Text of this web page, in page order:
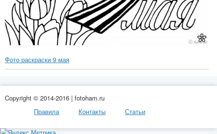
Фото раскраски 9 мая
Copyright © 2014-2016 | fotoham.ru
Правила
Контакты Статьи